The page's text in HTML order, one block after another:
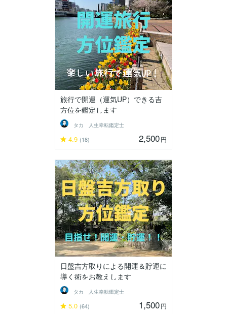
旅行で開運（運気UP）できる吉
方位を鑑定します
タカ 人生幸転鑑定士
4.9 (18) 2,500円
日盤吉方取りによる開運＆貯運に
導く術をお教えします
タカ 人生幸転鑑定士
5.0 (64) 1,500円